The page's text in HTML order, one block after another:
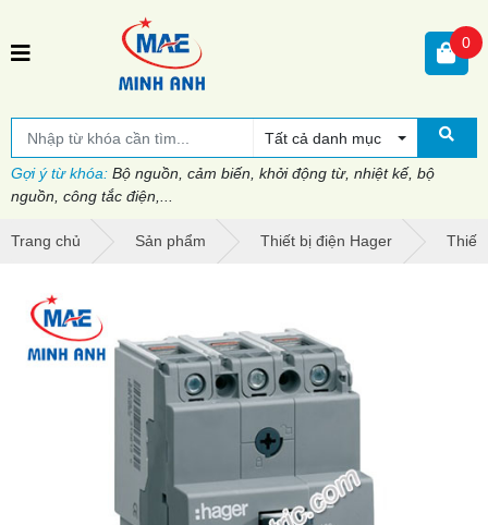
Tất cả danh mục
Gợi ý từ khóa: Bộ nguồn, cảm biến, khởi động từ, nhiệt kế, bộ
nguồn, công tắc điện,...
0
Trang chủ Sản phẩm Thiết bị điện Hager Thiết